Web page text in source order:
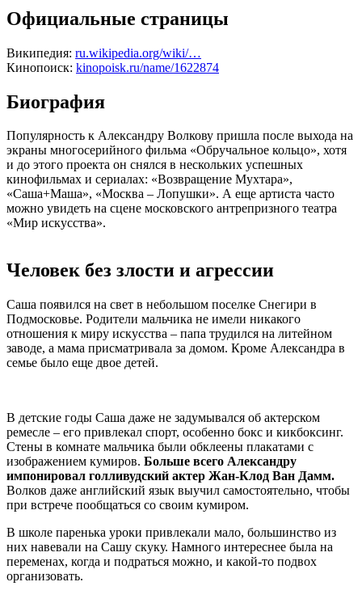
Официальные страницы
Википедия: ru.wikipedia.org/wiki/…
Кинопоиск: kinopoisk.ru/name/1622874
Биография
Популярность к Александру Волкову пришла после выхода на
экраны многосерийного фильма «Обручальное кольцо», хотя
и до этого проекта он снялся в нескольких успешных
кинофильмах и сериалах: «Возвращение Мухтара»,
«Саша+Маша», «Москва – Лопушки». А еще артиста часто
можно увидеть на сцене московского антрепризного театра
«Мир искусства».
Человек без злости и агрессии
Саша появился на свет в небольшом поселке Снегири в
Подмосковье. Родители мальчика не имели никакого
отношения к миру искусства – папа трудился на литейном
заводе, а мама присматривала за домом. Кроме Александра в
семье было еще двое детей.
В детские годы Саша даже не задумывался об актерском
ремесле – его привлекал спорт, особенно бокс и кикбоксинг.
Стены в комнате мальчика были обклеены плакатами с
изображением кумиров. Больше всего Александру
импонировал голливудский актер Жан-Клод Ван Дамм.
Волков даже английский язык выучил самостоятельно, чтобы
при встрече пообщаться со своим кумиром.
В школе паренька уроки привлекали мало, большинство из
них навевали на Сашу скуку. Намного интереснее была на
переменах, когда и подраться можно, и какой-то подвох
организовать.